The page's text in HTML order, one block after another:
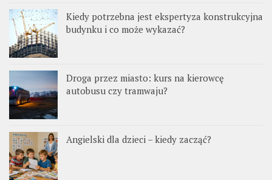
Kiedy potrzebna jest ekspertyza konstrukcyjna
budynku i co może wykazać?
Droga przez miasto: kurs na kierowcę
autobusu czy tramwaju?
Angielski dla dzieci – kiedy zacząć?